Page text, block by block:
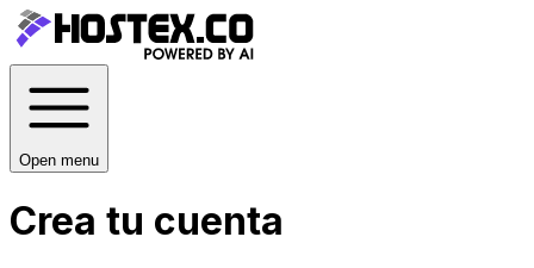
Open menu
Crea tu cuenta